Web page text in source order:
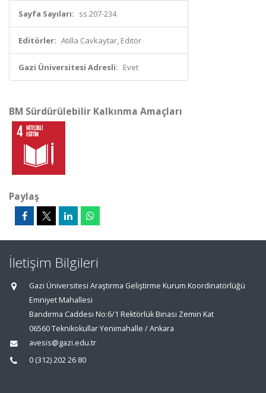
Sayfa Sayıları: ss.207-234
Editörler: Atilla Cavkaytar, Editör
Gazi Üniversitesi Adresli: Evet
BM Sürdürülebilir Kalkınma Amaçları
Paylaş
İletişim Bilgileri
Gazi Üniversitesi Araştırma Geliştirme Kurum Koordinatörlüğü
Emniyet Mahallesi
Bandırma Caddesi No:6/1 Rektörlük Binası Zemin Kat
06560 Teknikokullar Yenimahalle / Ankara
avesis@gazi.edu.tr
0 (312) 202 26 80